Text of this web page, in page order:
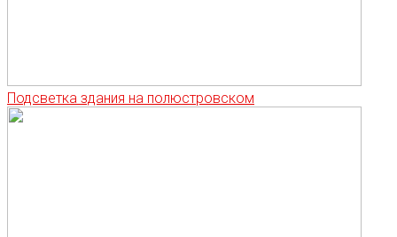
Подсветка здания на полюстровском